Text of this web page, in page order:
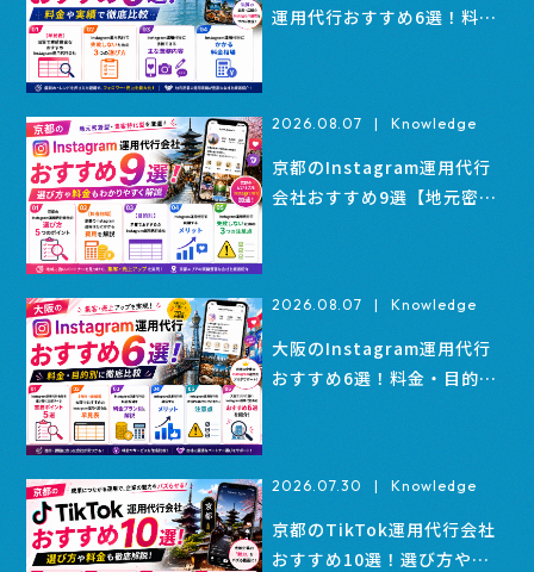
運用代行おすすめ6選！料金
2026.08.07 | Knowledge
京都のInstagram運用代行
会社おすすめ9選【地元密着
2026.08.07 | Knowledge
大阪のInstagram運用代行
おすすめ6選！料金・目的別
2026.07.30 | Knowledge
京都のTikTok運用代行会社
おすすめ10選！選び方や料